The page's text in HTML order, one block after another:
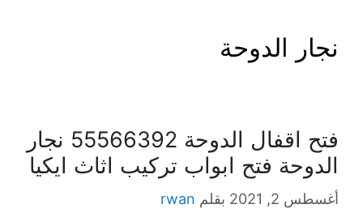
نجار الدوحة
فتح اقفال الدوحة 55566392 نجار
الدوحة فتح ابواب تركيب اثاث ايكيا
أغسطس 2, 2021 بقلم rwan